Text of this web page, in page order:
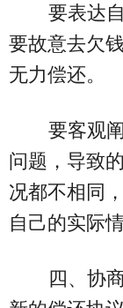
要表达
要故意去欠
无力偿还。
要客观
问题，导致
况都不相同
自己的实际
四、协